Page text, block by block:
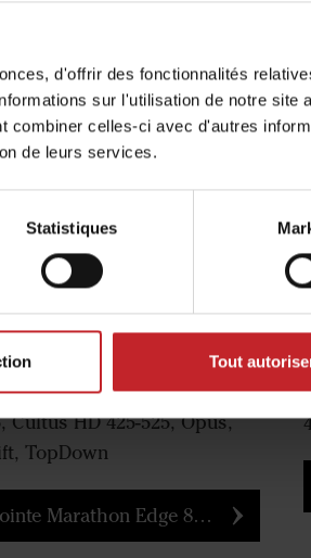
d'offrir des fonctionnalités
sur l'utilisation de notre site
combiner celles-ci avec d'autres
de leurs services.
Statistiques
Tout
Marathon Edge
de travail :
:Mélange
sur :
Cultus 300-400,
HD 300-400, Cultus 425-
Cultus HD 425-525, Opus,
TopDown
Marathon Edge 80mm